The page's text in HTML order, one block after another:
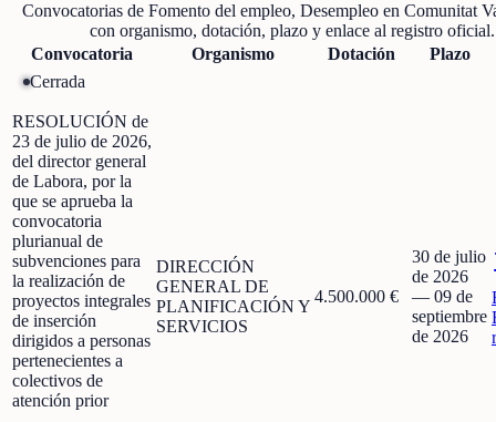
Convocatorias de Fomento del empleo, Desempleo en Comunitat
con organismo, dotación, plazo y enlace al registro oficial.
Convocatoria
Organismo Dotación
Plazo
Cerrada
RESOLUCIÓN de
23 de julio de 2026,
del director general
de Labora, por la
que se aprueba la
convocatoria
plurianual de
subvenciones para
la realización de
proyectos integrales
de inserción
dirigidos a personas
pertenecientes a
colectivos de
atención prior
DIRECCIÓN
GENERAL DE
PLANIFICACIÓN Y
SERVICIOS
4.500.000 €
30 de julio
de 2026
— 09 de
septiembre
de 2026